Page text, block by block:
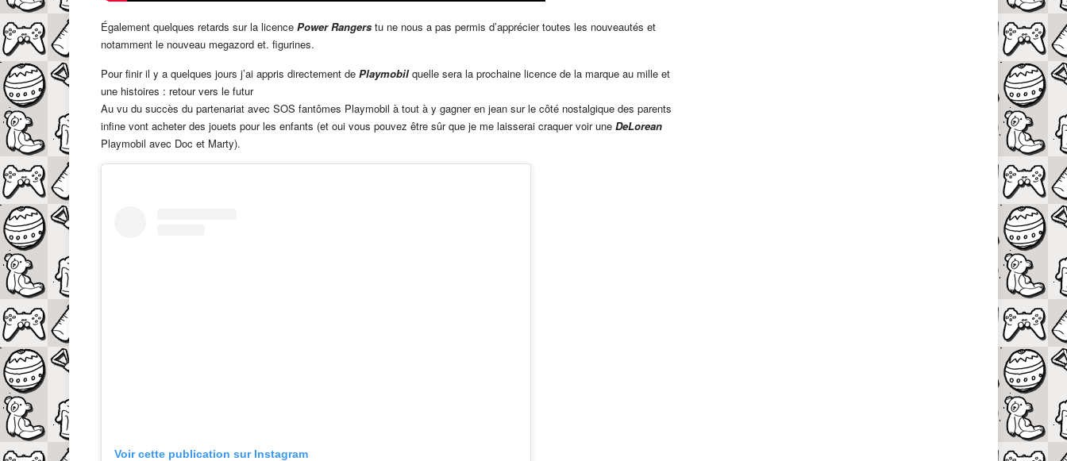
Également quelques retards sur la licence Power Rangers tu ne nous a pas permis d’apprécier toutes les nouveautés et
notamment le nouveau megazord et. figurines.
Pour finir il y a quelques jours j’ai appris directement de Playmobil quelle sera la prochaine licence de la marque au mille et
une histoires : retour vers le futur
Au vu du succès du partenariat avec SOS fantômes Playmobil à tout à y gagner en jean sur le côté nostalgique des parents
infine vont acheter des jouets pour les enfants (et oui vous pouvez être sûr que je me laisserai craquer voir une DeLorean
Playmobil avec Doc et Marty).
Voir cette publication sur Instagram